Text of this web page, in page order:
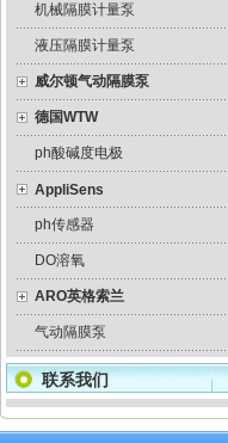
机械隔膜计量泵
液压隔膜计量泵
威尔顿气动隔膜泵
德国WTW
ph酸碱度电极
AppliSens
ph传感器
DO溶氧
ARO英格索兰
气动隔膜泵
联系我们